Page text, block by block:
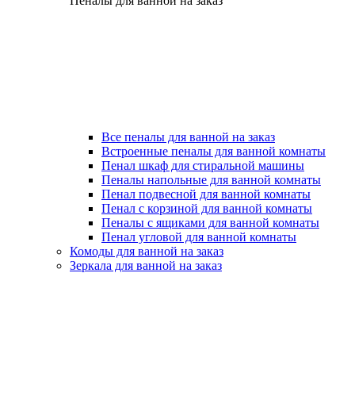
Все пеналы для ванной на заказ
Встроенные пеналы для ванной комнаты
Пенал шкаф для стиральной машины
Пеналы напольные для ванной комнаты
Пенал подвесной для ванной комнаты
Пенал с корзиной для ванной комнаты
Пеналы с ящиками для ванной комнаты
Пенал угловой для ванной комнаты
Комоды для ванной на заказ
Зеркала для ванной на заказ